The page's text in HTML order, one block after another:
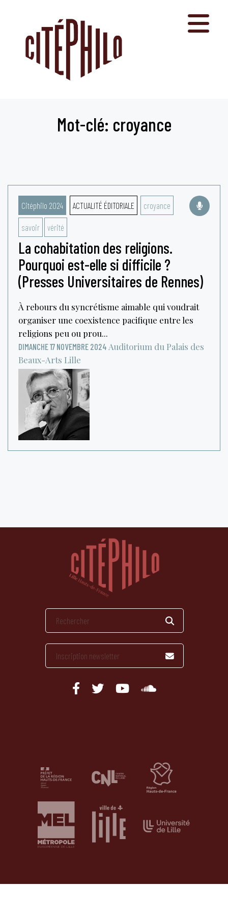
Mot-clé: croyance
Citéphilo 2024 ACTUALITÉ ÉDITORIALE croyance
savoir vérité
La cohabitation des religions.
Pourquoi est-elle si difficile ?
(Presses Universitaires de Rennes)
À rebours du syncrétisme aimable qui voudrait
organiser une coexistence pacifique entre les
religions peu ou prou...
DIMANCHE 17 NOVEMBRE 2024 Auditorium du Palais des
Beaux-Arts Lille